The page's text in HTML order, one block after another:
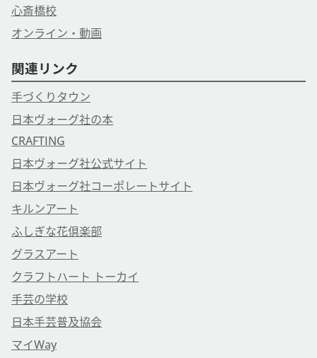
心斎橋校
オンライン・動画
関連リンク
手づくりタウン
日本ヴォーグ社の本
CRAFTING
日本ヴォーグ社公式サイト
日本ヴォーグ社コーポレートサイト
キルンアート
ふしぎな花倶楽部
グラスアート
クラフトハート トーカイ
手芸の学校
日本手芸普及協会
マイWay